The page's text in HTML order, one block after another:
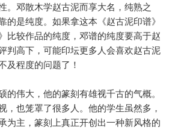
。邓散木学赵古泥而享大名，纯熟之
的是纯度。如果拿这本《赵古泥印谱》
比较作品的纯度，邓谱的纯度要高于赵
判高下，可能印坛更多人会喜欢赵古泥
程度的问题了！
的伟大，他的篆刻有雄视千古的气概。
，也笼罩了很多人。他的学生虽然多，
为主，篆刻上真正开创出一种新风格的